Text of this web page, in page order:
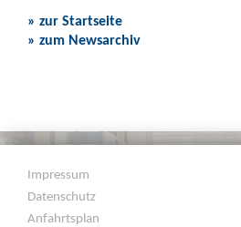
» zur Startseite
» zum Newsarchiv
Impressum
Datenschutz
Anfahrtsplan